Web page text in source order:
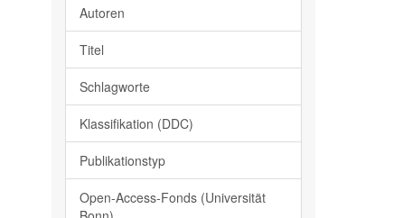
Autoren
Titel
Schlagworte
Klassifikation (DDC)
Publikationstyp
Open-Access-Fonds (Universität